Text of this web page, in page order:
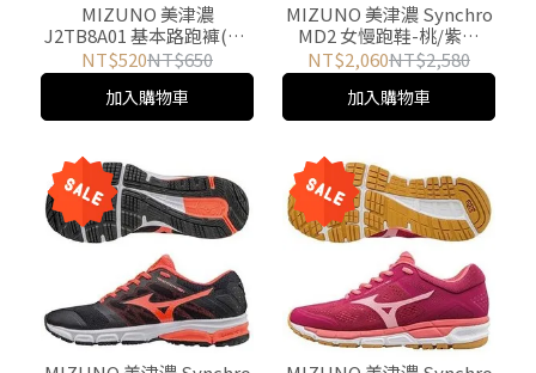
MIZUNO 美津濃
J2TB8A01 基本路跑褲(短)
游遊戶外 Yoyo Outdoor
NT$520NT$650
加入購物車
MIZUNO 美津濃 Synchro
MD2 女慢跑鞋-桃/紫藍
J1GF171803 游遊戶外
Yoyo Outdoor
NT$2,060NT$2,580
加入購物車